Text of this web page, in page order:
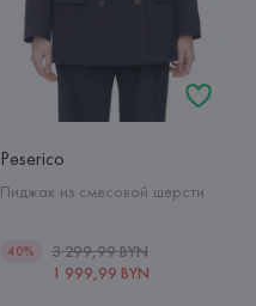
Peserico
Пиджак из смесовой шерсти
40%
3 299,99 BYN
1 999,99 BYN